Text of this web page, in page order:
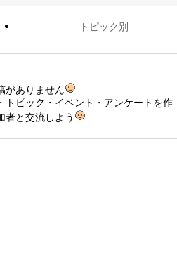
トピック別
がありません
トピック・イベント・アンケートを作
者と交流しよう